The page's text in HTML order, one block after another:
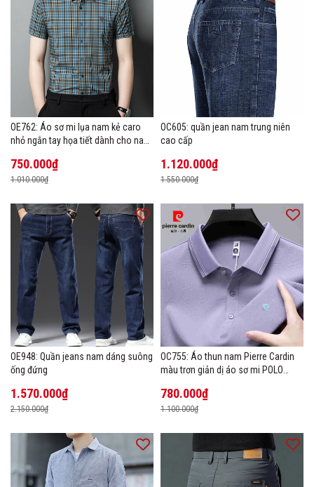
OE762: Áo sơ mi lụa nam kẻ caro
nhỏ ngắn tay họa tiết dành cho nam
750.000₫
1.010.000₫
OC605: quần jean nam trung niên
cao cấp
1.120.000₫
1.550.000₫
OE948: Quần jeans nam dáng suông
ống đứng
1.570.000₫
2.150.000₫
OC755: Áo thun nam Pierre Cardin
màu trơn giản dị áo sơ mi POLO
780.000₫
1.100.000₫